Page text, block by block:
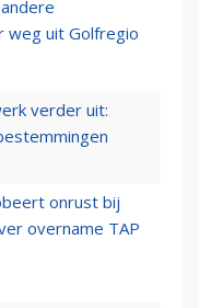
weg uit Golfregio
verder uit:
onrust bij
overname TAP